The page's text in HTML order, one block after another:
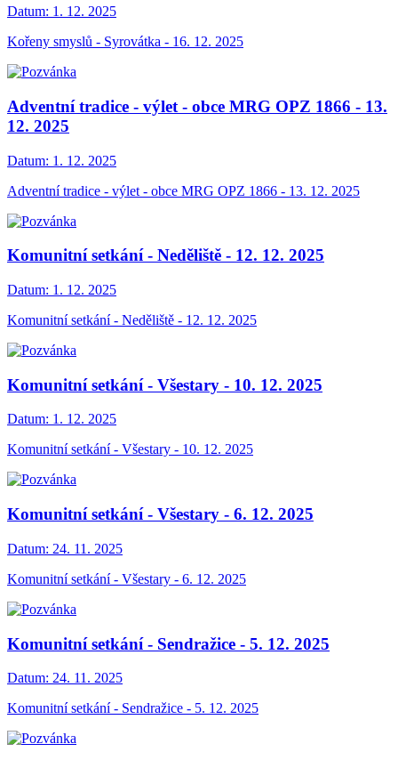
Datum: 1. 12. 2025
Kořeny smyslů - Syrovátka - 16. 12. 2025
Adventní tradice - výlet - obce MRG OPZ 1866 - 13.
12. 2025
Datum: 1. 12. 2025
Adventní tradice - výlet - obce MRG OPZ 1866 - 13. 12. 2025
Komunitní setkání - Neděliště - 12. 12. 2025
Datum: 1. 12. 2025
Komunitní setkání - Neděliště - 12. 12. 2025
Komunitní setkání - Všestary - 10. 12. 2025
Datum: 1. 12. 2025
Komunitní setkání - Všestary - 10. 12. 2025
Komunitní setkání - Všestary - 6. 12. 2025
Datum: 24. 11. 2025
Komunitní setkání - Všestary - 6. 12. 2025
Komunitní setkání - Sendražice - 5. 12. 2025
Datum: 24. 11. 2025
Komunitní setkání - Sendražice - 5. 12. 2025